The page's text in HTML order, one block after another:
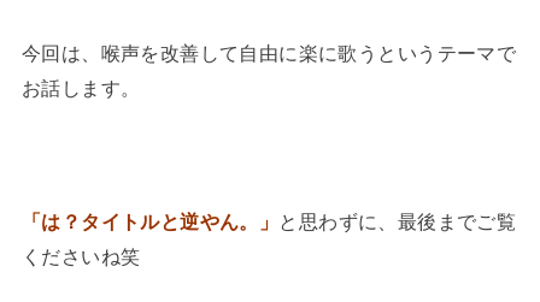
今回は、喉声を改善して自由に楽に歌うというテーマで
お話します。
「は？タイトルと逆やん。」 と思わずに、最後までご覧
くださいね笑